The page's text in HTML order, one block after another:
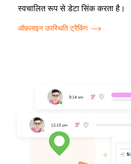
स्वचालित रूप से डेटा सिंक करता है।
ऑफ़लाइन उपस्थिति ट्रैकिंग